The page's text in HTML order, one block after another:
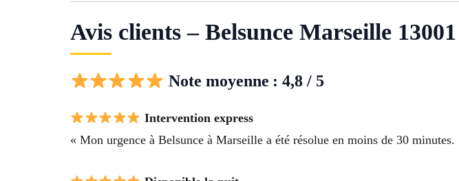
Avis clients – Belsunce Marseille 13001
Note moyenne : 4,8 / 5
Intervention express
« Mon urgence à Belsunce à Marseille a été résolue en moins de 30 minutes.